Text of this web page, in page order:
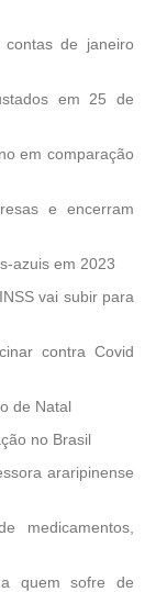
de janeiro
em 25 de
em comparação
e encerram
azuis em 2023
vai subir para
contra Covid
de Natal
no Brasil
araripinense
medicamentos,
quem sofre de